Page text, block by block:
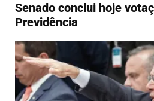
Senado conclui hoje
Previdência